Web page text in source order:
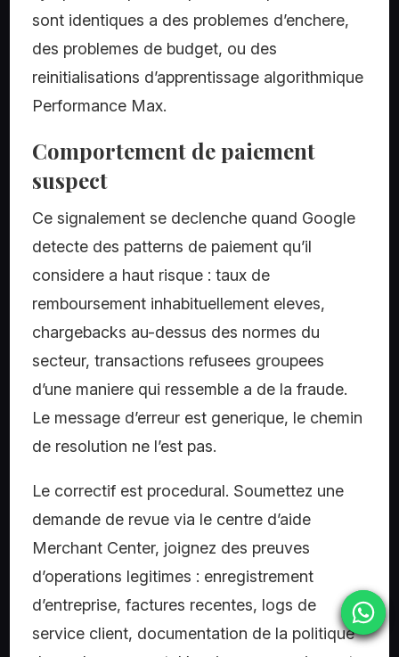
sont identiques a des problemes d’enchere,
des problemes de budget, ou des
reinitialisations d’apprentissage algorithmique
Performance Max.
Comportement de paiement
suspect
Ce signalement se declenche quand Google
detecte des patterns de paiement qu’il
considere a haut risque : taux de
remboursement inhabituellement eleves,
chargebacks au-dessus des normes du
secteur, transactions refusees groupees
d’une maniere qui ressemble a de la fraude.
Le message d’erreur est generique, le chemin
de resolution ne l’est pas.
Le correctif est procedural. Soumettez une
demande de revue via le centre d’aide
Merchant Center, joignez des preuves
d’operations legitimes : enregistrement
d’entreprise, factures recentes, logs de
service client, documentation de la politique